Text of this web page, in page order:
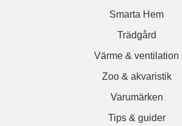
Smarta Hem
Trädgård
Värme & ventilation
Zoo & akvaristik
Varumärken
Tips & guider